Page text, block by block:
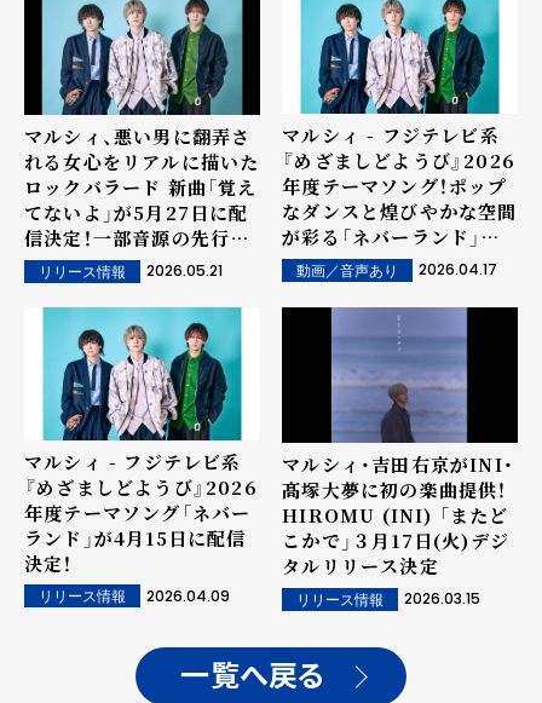
マルシィ、悪い男に翻弄さ
れる女心をリアルに描いた
ロックバラード 新曲「覚え
てないよ」が5月27日に配
信決定！一部音源の先行配
信がスタート！
リリース情報 2026.05.21
マルシィ - フジテレビ系
『めざましどようび』2026
年度テーマソング！ポップ
なダンスと煌びやかな空間
が彩る「ネバーランド」
Music Videoを公開！
動画／音声あり 2026.04.17
マルシィ - フジテレビ系
『めざましどようび』2026
年度テーマソング「ネバー
ランド」が4月15日に配信
決定！
リリース情報 2026.04.09
マルシィ・吉田右京がINI・
髙塚大夢に初の楽曲提供！
HIROMU (INI) 「またど
こかで」３月17日(火)デジ
タルリリース決定
リリース情報 2026.03.15
一覧へ戻る